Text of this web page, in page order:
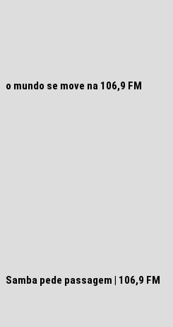
o mundo se move na 106,9 FM
Samba pede passagem | 106,9 FM